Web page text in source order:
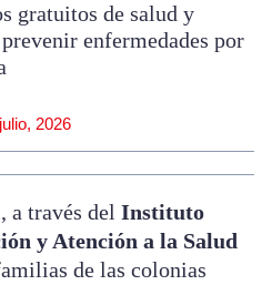
gratuitos de salud y
enfermedades por
2026
través del Instituto
y Atención a la Salud
de las colonias